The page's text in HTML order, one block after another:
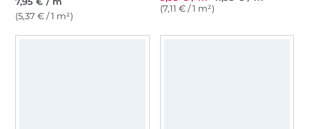
(5,37 € / 1 m²)
(7,11 € / 1 m²)